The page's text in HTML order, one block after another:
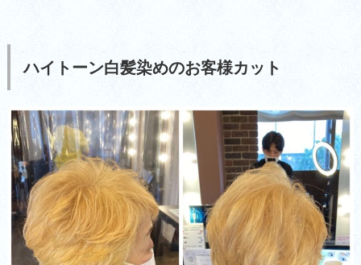
ハイトーン白髪染めのお客様カット